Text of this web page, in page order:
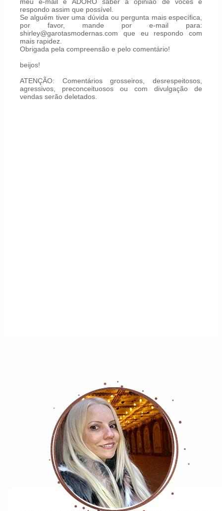
meu e-mail e ADORO saber a opinião de vocês e
respondo assim que possível.
Se alguém tiver uma dúvida ou pergunta mais específica,
por favor, mande por e-mail para:
shirley@garotasmodernas.com que eu respondo com
mais rapidez.
Obrigada pela compreensão e pelo comentário!
beijos!
ATENÇÃO: Comentários grosseiros, desrespeitosos,
agressivos, preconceituosos ou com divulgação de
vendas serão deletados.